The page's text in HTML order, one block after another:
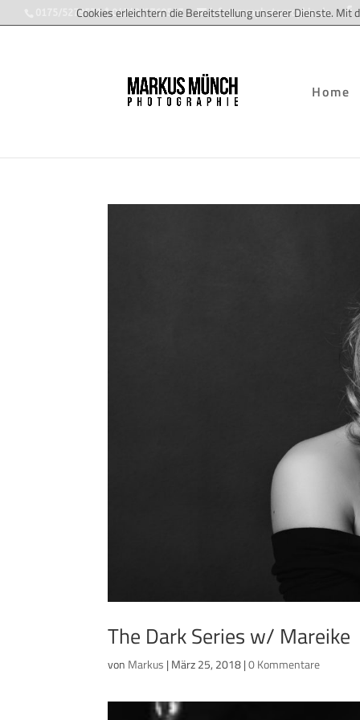
0175/5279572 * 04743/2760547 info@mmphotographie.de
Home
The Dark Series w/ Mareike
von Markus | März 25, 2018|0 Kommentare
Cookies erleichtern die Bereitstellung unserer Dienste.